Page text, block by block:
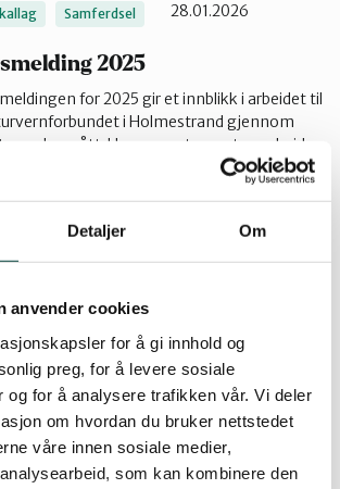
Detaljer Om
anvender cookies
for å gi innhold og
preg, for å levere sosiale
og for å analysere trafikken vår. Vi deler
om hvordan du bruker nettstedet
våre innen sosiale medier,
som kan kombinere den
Samferdsel 28.01.2026
2025
for 2025 gir et innblikk i arbeidet til
i Holmestrand gjennom
som har gått. Her presenteres styrearbeid,
økonomi og gjennomførte
Lokallag 28.01.2026
med ombruksuka til Vesar
vi klesbyttedag sammen med
i Holmestrand.
03.11.2025
fra
21/9